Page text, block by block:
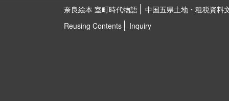
奈良絵本 室町時代物語
中国五県土地・租税資料
Reusing Contents
Inquiry